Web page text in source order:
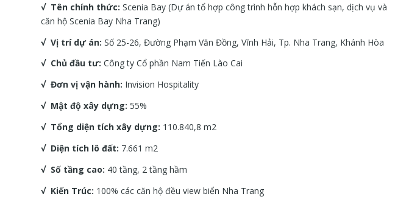
√ Tên chính thức: Scenia Bay (Dự án tổ hợp công trình hỗn hợp khách sạn, dịch vụ và
căn hộ Scenia Bay Nha Trang)
√ Vị trí dự án: Số 25-26, Đường Phạm Văn Đồng, Vĩnh Hải, Tp. Nha Trang, Khánh Hòa
√ Chủ đầu tư: Công ty Cổ phần Nam Tiến Lào Cai
√ Đơn vị vận hành: Invision Hospitality
√ Mật độ xây dựng: 55%
√ Tổng diện tích xây dựng: 110.840,8 m2
√ Diện tích lô đất: 7.661 m2
√ Số tầng cao: 40 tầng, 2 tầng hầm
√ Kiến Trúc: 100% các căn hộ đều view biển Nha Trang